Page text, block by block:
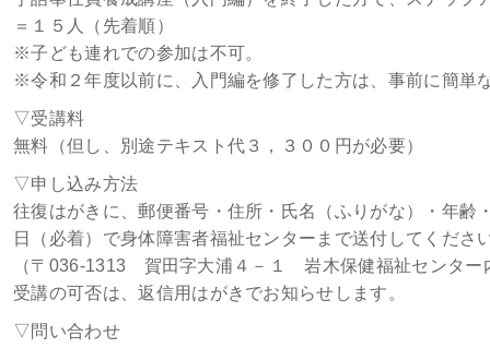
＝１５人（先着順）
※子ども連れでの参加は不可。
※令和２年度以前に、入門編を修了した方は、事前に簡単
▽受講料
無料（但し、別途テキスト代３，３００円が必要）
▽申し込み方法
往復はがきに、郵便番号・住所・氏名（ふりがな）・年齢
日（必着）で身体障害者福祉センターまで送付してくださ
（〒036-1313 賀田字大浦４－１ 岩木保健福祉センター
受講の可否は、返信用はがきでお知らせします。
▽問い合わせ